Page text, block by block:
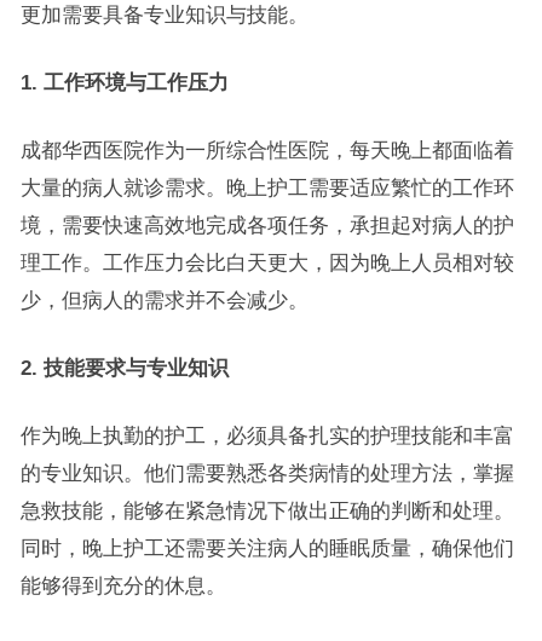
更加需要具备专业知识与技能。
1. 工作环境与工作压力
成都华西医院作为一所综合性医院，每天晚上都面临着
大量的病人就诊需求。晚上护工需要适应繁忙的工作环
境，需要快速高效地完成各项任务，承担起对病人的护
理工作。工作压力会比白天更大，因为晚上人员相对较
少，但病人的需求并不会减少。
2. 技能要求与专业知识
作为晚上执勤的护工，必须具备扎实的护理技能和丰富
的专业知识。他们需要熟悉各类病情的处理方法，掌握
急救技能，能够在紧急情况下做出正确的判断和处理。
同时，晚上护工还需要关注病人的睡眠质量，确保他们
能够得到充分的休息。